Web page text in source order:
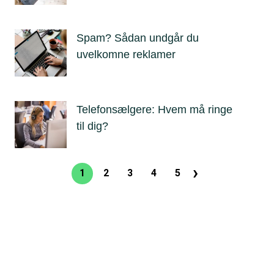
Spam? Sådan undgår du
uvelkomne reklamer
Telefonsælgere: Hvem må ringe
til dig?
Sideinddeling
Nuværende
1 2 3 4
Side
5 ›